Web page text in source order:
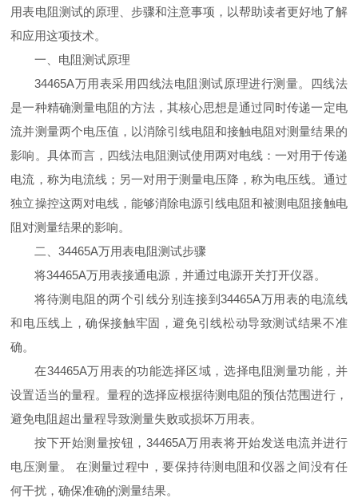
用表电阻测试的原理、步骤和注意事项，以帮助读者更好地了解
和应用这项技术。
一、电阻测试原理
34465A万用表采用四线法电阻测试原理进行测量。四线法
是一种精确测量电阻的方法，其核心思想是通过同时传递一定电
流并测量两个电压值，以消除引线电阻和接触电阻对测量结果的
影响。具体而言，四线法电阻测试使用两对电线：一对用于传递
电流，称为电流线；另一对用于测量电压降，称为电压线。通过
独立操控这两对电线，能够消除电源引线电阻和被测电阻接触电
阻对测量结果的影响。
二、34465A万用表电阻测试步骤
将34465A万用表接通电源，并通过电源开关打开仪器。
将待测电阻的两个引线分别连接到34465A万用表的电流线
和电压线上，确保接触牢固，避免引线松动导致测试结果不准
确。
在34465A万用表的功能选择区域，选择电阻测量功能，并
设置适当的量程。量程的选择应根据待测电阻的预估范围进行，
避免电阻超出量程导致测量失败或损坏万用表。
按下开始测量按钮，34465A万用表将开始发送电流并进行
电压测量。 在测量过程中，要保持待测电阻和仪器之间没有任
何干扰，确保准确的测量结果。